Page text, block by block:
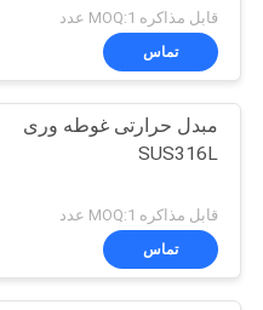
قابل مذاکره MOQ:1 عدد
تماس
مبدل حرارتی غوطه وری
SUS316L
قابل مذاکره MOQ:1 عدد
تماس